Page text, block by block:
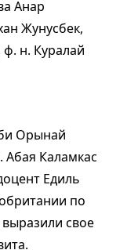
Анар
Жунусбек,
н. Куралай
Орынай
Каламкас
Едиль
по
свое